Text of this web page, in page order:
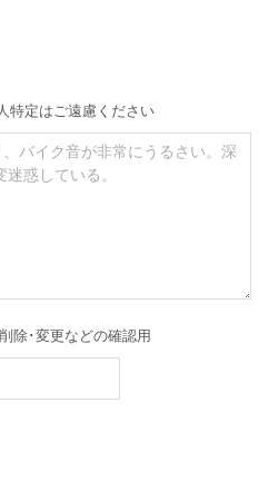
特定はご遠慮ください
除･変更などの確認用